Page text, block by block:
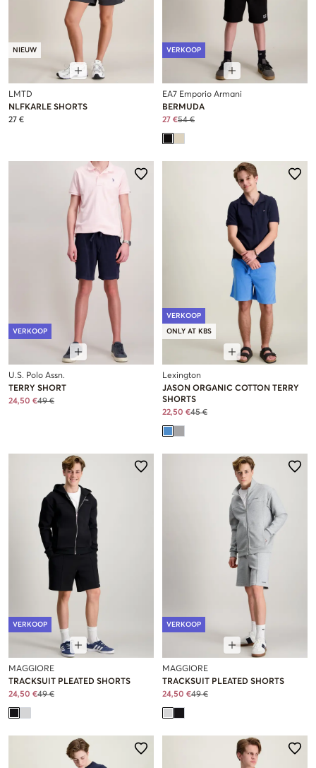
NIEUW
LMTD
NLFKARLE SHORTS
27 €
VERKOOP
EA7 Emporio Armani
BERMUDA
27 €54 €
VERKOOP
U.S. Polo Assn.
TERRY SHORT
24,50 €49 €
VERKOOP
ONLY AT KBS
Lexington
JASON ORGANIC COTTON TERRY
SHORTS
22,50 €45 €
VERKOOP
MAGGIORE
TRACKSUIT PLEATED SHORTS
24,50 €49 €
VERKOOP
MAGGIORE
TRACKSUIT PLEATED SHORTS
24,50 €49 €